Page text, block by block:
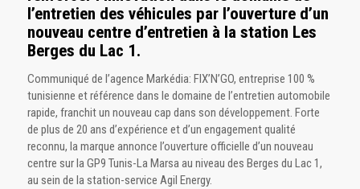
l’entretien des véhicules par l’ouverture d’un
nouveau centre d’entretien à la station Les
Berges du Lac 1.
Communiqué de l’agence Markédia: FIX’N’GO, entreprise 100 %
tunisienne et référence dans le domaine de l’entretien automobile
rapide, franchit un nouveau cap dans son développement. Forte
de plus de 20 ans d’expérience et d’un engagement qualité
reconnu, la marque annonce l’ouverture officielle d’un nouveau
centre sur la GP9 Tunis-La Marsa au niveau des Berges du Lac 1,
au sein de la station-service Agil Energy.